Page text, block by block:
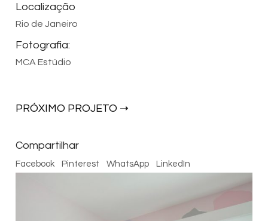
Localização
Rio de Janeiro
Fotografia:
MCA Estúdio
PRÓXIMO PROJETO
Compartilhar
Facebook Pinterest WhatsApp LinkedIn